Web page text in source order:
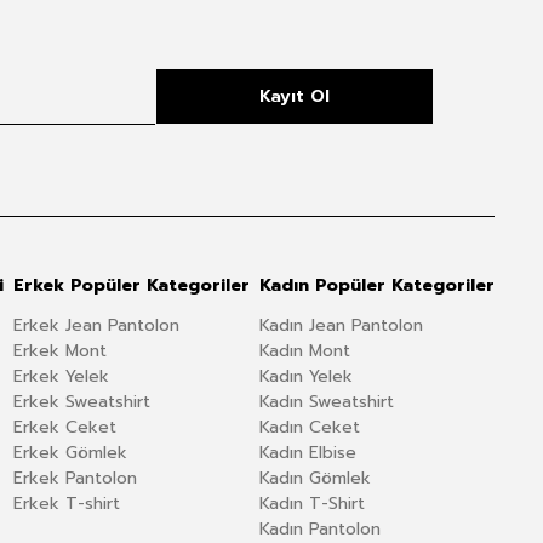
Kayıt Ol
Erkek Popüler Kategoriler
Erkek Jean Pantolon
Erkek Mont
Erkek Yelek
Erkek Sweatshirt
Erkek Ceket
Erkek Gömlek
Erkek Pantolon
Erkek T-shirt
Kadın Popüler Kategoriler
Kadın Jean Pantolon
Kadın Mont
Kadın Yelek
Kadın Sweatshirt
Kadın Ceket
Kadın Elbise
Kadın Gömlek
Kadın T-Shirt
Kadın Pantolon